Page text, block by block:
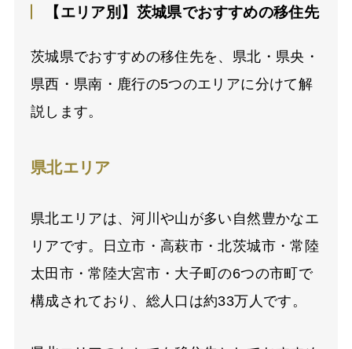
【エリア別】茨城県でおすすめの移住先
茨城県でおすすめの移住先を、県北・県央・
県西・県南・鹿行の5つのエリアに分けて解
説します。
県北エリア
県北エリアは、河川や山が多い自然豊かなエ
リアです。日立市・高萩市・北茨城市・常陸
太田市・常陸大宮市・大子町の6つの市町で
構成されており、総人口は約33万人です。